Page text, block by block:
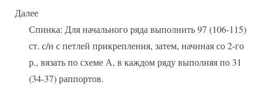
Далее
Спинка: Для начального ряда выполнить 97 (106-115)
ст. с/н с петлей прикрепления, затем, начиная со 2-го
р., вязать по схеме А, в каждом ряду выполняя по 31
(34-37) раппортов.